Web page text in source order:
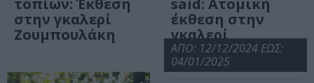
στην γκαλερί
Ζουμπουλάκη
έκθεση στην
γκαλερί
Ζουμπουλάκη
ΑΠΟ: 12/12/2024 ΕΩΣ:
04/01/2025